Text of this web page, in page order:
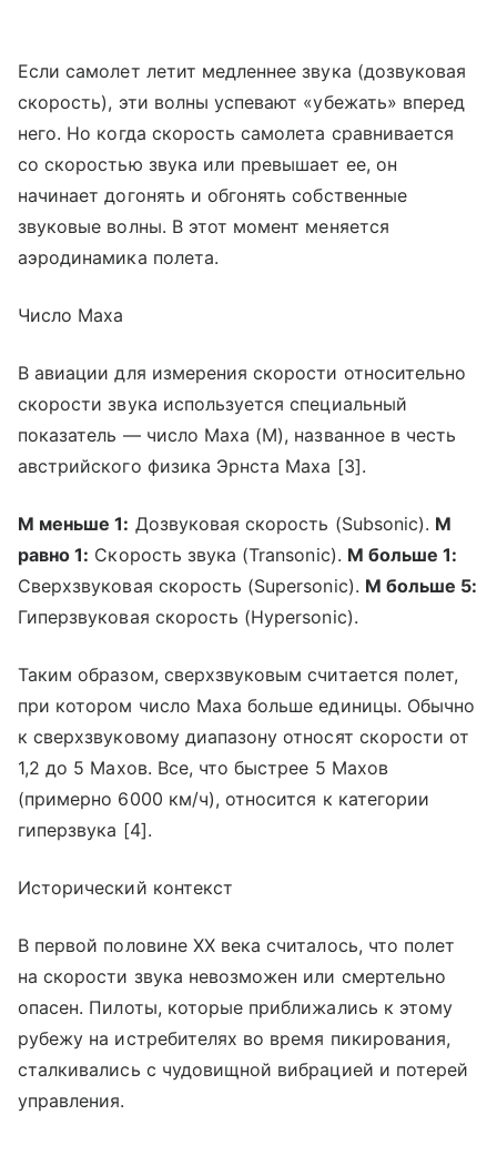
Если самолет летит медленнее звука (дозвуковая
скорость), эти волны успевают «убежать» вперед
него. Но когда скорость самолета сравнивается
со скоростью звука или превышает ее, он
начинает догонять и обгонять собственные
звуковые волны. В этот момент меняется
аэродинамика полета.
Число Маха
В авиации для измерения скорости относительно
скорости звука используется специальный
показатель — число Маха (M), названное в честь
австрийского физика Эрнста Маха [3].
М меньше 1: Дозвуковая скорость (Subsonic). М
равно 1: Скорость звука (Transonic). М больше 1:
Сверхзвуковая скорость (Supersonic). М больше 5:
Гиперзвуковая скорость (Hypersonic).
Таким образом, сверхзвуковым считается полет,
при котором число Маха больше единицы. Обычно
к сверхзвуковому диапазону относят скорости от
1,2 до 5 Махов. Все, что быстрее 5 Махов
(примерно 6000 км/ч), относится к категории
гиперзвука [4].
Исторический контекст
В первой половине XX века считалось, что полет
на скорости звука невозможен или смертельно
опасен. Пилоты, которые приближались к этому
рубежу на истребителях во время пикирования,
сталкивались с чудовищной вибрацией и потерей
управления.